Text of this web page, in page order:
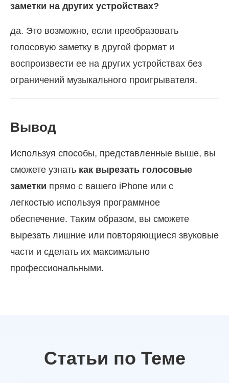
заметки на других устройствах?
да. Это возможно, если преобразовать
голосовую заметку в другой формат и
воспроизвести ее на других устройствах без
ограничений музыкального проигрывателя.
Вывод
Используя способы, представленные выше, вы
сможете узнать как вырезать голосовые
заметки прямо с вашего iPhone или с
легкостью используя программное
обеспечение. Таким образом, вы сможете
вырезать лишние или повторяющиеся звуковые
части и сделать их максимально
профессиональными.
Статьи по Теме